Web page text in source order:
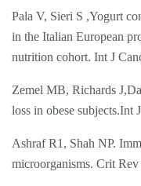
Pala V, Sieri S ,Yogurt
in the Italian European
nutrition cohort. Int J
Zemel MB, Richards
loss in obese
Ashraf R1, Shah NP.
microorganisms. Crit